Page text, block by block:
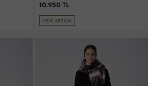
10.950 TL
YENİ SEZON